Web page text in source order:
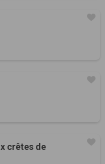
crêtes de